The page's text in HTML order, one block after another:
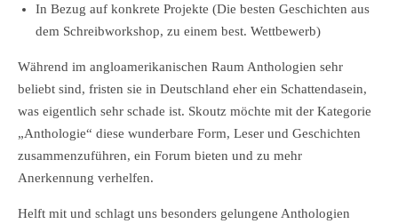
In Bezug auf konkrete Projekte (Die besten Geschichten aus
dem Schreibworkshop, zu einem best. Wettbewerb)
Während im angloamerikanischen Raum Anthologien sehr
beliebt sind, fristen sie in Deutschland eher ein Schattendasein,
was eigentlich sehr schade ist. Skoutz möchte mit der Kategorie
„Anthologie“ diese wunderbare Form, Leser und Geschichten
zusammenzuführen, ein Forum bieten und zu mehr
Anerkennung verhelfen.
Helft mit und schlagt uns besonders gelungene Anthologien